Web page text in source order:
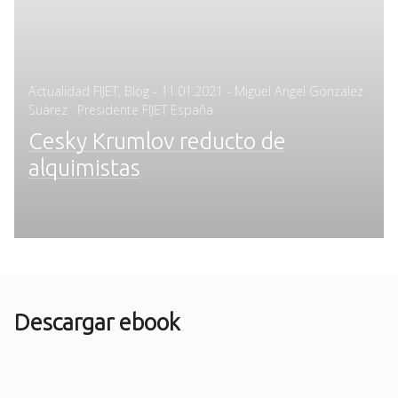
Actualidad FIJET Blog - Posted
on
11.01.2021 - Miguel Angel Gonzalez
Suárez · Presidente FIJET España
Cesky Krumlov reducto de
alquimistas
Descargar ebook